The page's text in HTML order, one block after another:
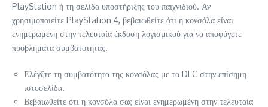
PlayStation ή τη σελίδα υποστήριξης του παιχνιδιού. Αν
χρησιμοποιείτε PlayStation 4, βεβαιωθείτε ότι η κονσόλα είναι
ενημερωμένη στην τελευταία έκδοση λογισμικού για να αποφύγετε
προβλήματα συμβατότητας.
Ελέγξτε τη συμβατότητα της κονσόλας με το DLC στην επίσημη
ιστοσελίδα.
Βεβαιωθείτε ότι η κονσόλα σας είναι ενημερωμένη στην τελευταία